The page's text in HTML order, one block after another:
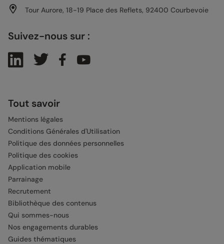
Tour Aurore, 18-19 Place des Reflets, 92400 Courbevoie
Suivez-nous sur :
Tout savoir
Mentions légales
Conditions Générales d'Utilisation
Politique des données personnelles
Politique des cookies
Application mobile
Parrainage
Recrutement
Bibliothèque des contenus
Qui sommes-nous
Nos engagements durables
Guides thématiques